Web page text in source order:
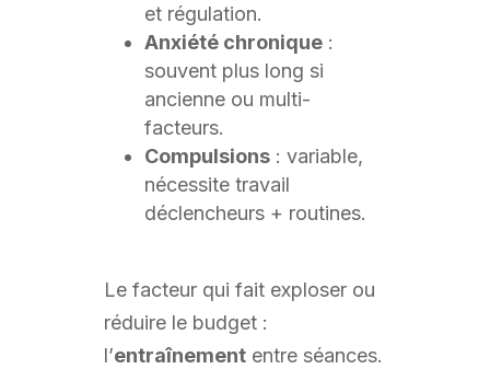
et régulation.
Anxiété chronique:
souvent plus long si
ancienne ou multi-
facteurs.
Compulsions: variable,
nécessite travail
déclencheurs + routines.
Le facteur qui fait exploser ou
réduire le budget :
l’entraînemententre séances.